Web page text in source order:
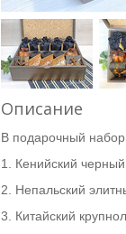
Описание
В подарочный набор
1. Кенийский
2. Непальский
3. Китайский